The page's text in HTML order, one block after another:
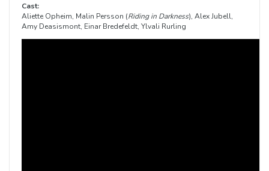
Cast:
Aliette Opheim, Malin Persson (Riding in Darkness), Alex Jubell,
Amy Deasismont, Einar Bredefeldt, Ylvali Rurling